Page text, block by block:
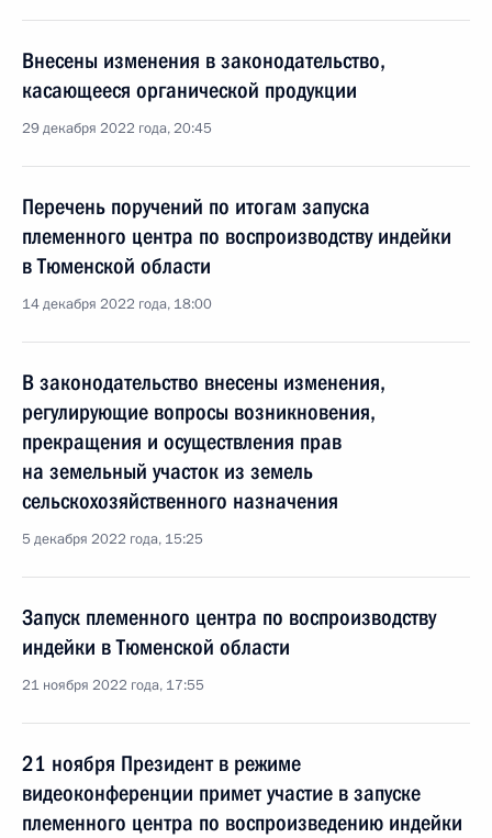
Внесены изменения в законодательство,
касающееся органической продукции
29 декабря 2022 года, 20:45
Перечень поручений по итогам запуска
племенного центра по воспроизводству индейки
в Тюменской области
14 декабря 2022 года, 18:00
В законодательство внесены изменения,
регулирующие вопросы возникновения,
прекращения и осуществления прав
на земельный участок из земель
сельскохозяйственного назначения
5 декабря 2022 года, 15:25
Запуск племенного центра по воспроизводству
индейки в Тюменской области
21 ноября 2022 года, 17:55
21 ноября Президент в режиме
видеоконференции примет участие в запуске
племенного центра по воспроизведению индейки